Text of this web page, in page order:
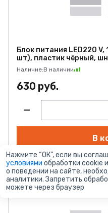
Блок питания LED220 V,
шт), пластик чёрный,
Наличие:В наличии
630 руб.
В
Нажмите “ОК”, если вы
условиями обработки cookie
о поведении на сайте,
аналитики. Запретить
можете через браузер